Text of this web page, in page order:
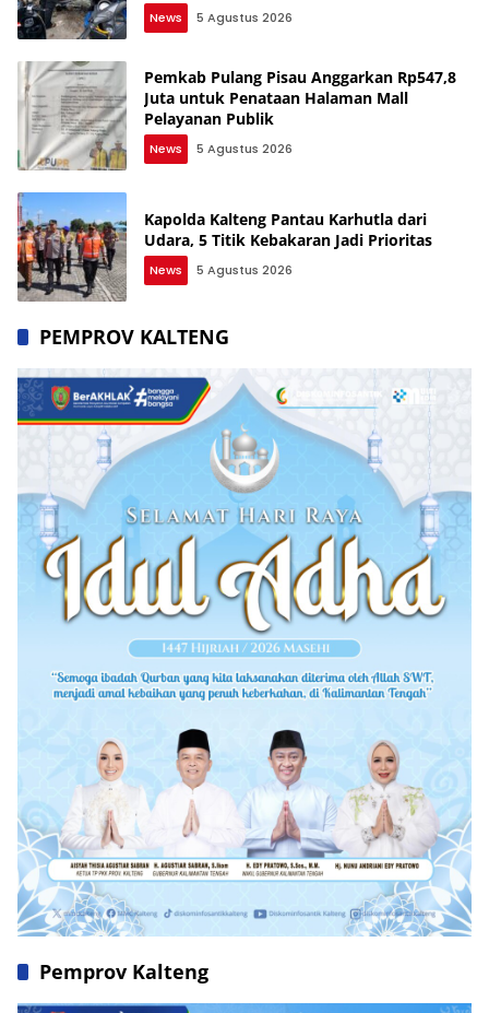
News 5 Agustus 2026
Pemkab Pulang Pisau Anggarkan Rp547,8
Juta untuk Penataan Halaman Mall
Pelayanan Publik
News 5 Agustus 2026
Kapolda Kalteng Pantau Karhutla dari
Udara, 5 Titik Kebakaran Jadi Prioritas
News 5 Agustus 2026
PEMPROV KALTENG
Pemprov Kalteng